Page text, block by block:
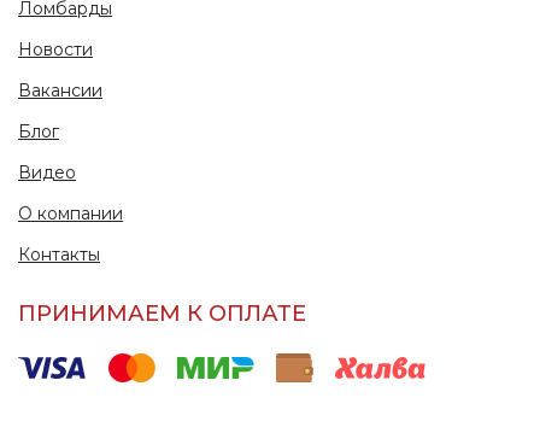
Ломбарды
Новости
Вакансии
Блог
Видео
О компании
Контакты
ПРИНИМАЕМ К ОПЛАТЕ